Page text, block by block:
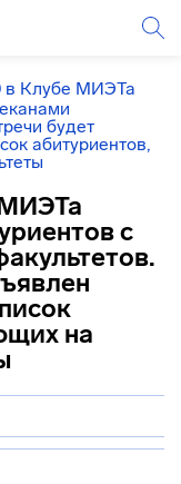
в Клубе МИЭТа
будет
абитуриентов,
с
на